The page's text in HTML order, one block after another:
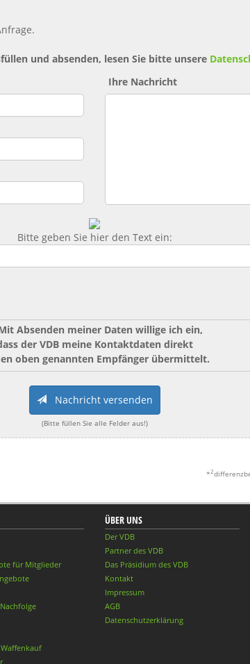
und absenden, lesen Sie bitte unsere
Ihre Nachricht
Bitte geben Sie hier den Text ein:
Absenden meiner Daten willige ich ein,
der VDB meine Kontaktdaten direkt
oben genannten Empfänger übermittelt.
Nachricht versenden
(Bitte füllen Sie alle Felder aus!)
*2
für Mitglieder
ÜBER UNS
Der VDB
Partner des VDB
Das Präsidium des VDB
Kontakt
Impressum
AGB
Datenschutzerklärung